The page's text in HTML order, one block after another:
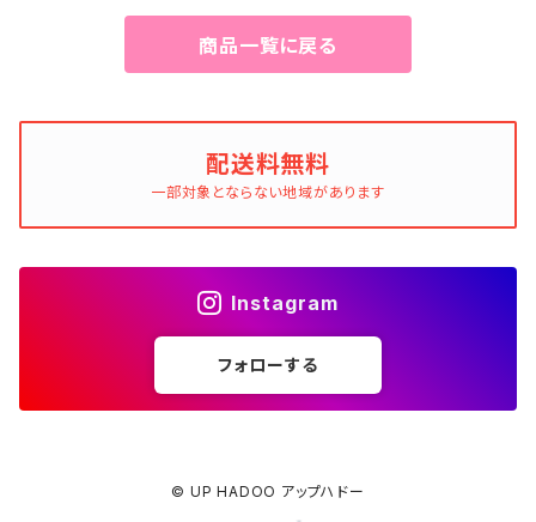
商品一覧に戻る
配送料無料
一部対象とならない地域があります
Instagram
フォローする
© UP HADOO アップハドー